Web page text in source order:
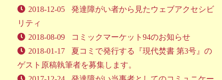
2018-12-05
発達障がい者から見たウェブアクセシビ
リティ
2018-08-09
コミックマーケット94のお知らせ
2018-01-17
夏コミで発行する『現代焚書 第3号』の
ゲスト原稿執筆者を募集します。